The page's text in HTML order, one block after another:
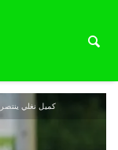
كميل نغلي